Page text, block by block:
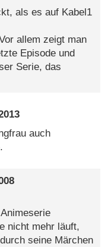
als es auf Kabel1
allem zeigt man
Episode und
Serie, das
auch
nicht mehr läuft,
seine Märchen